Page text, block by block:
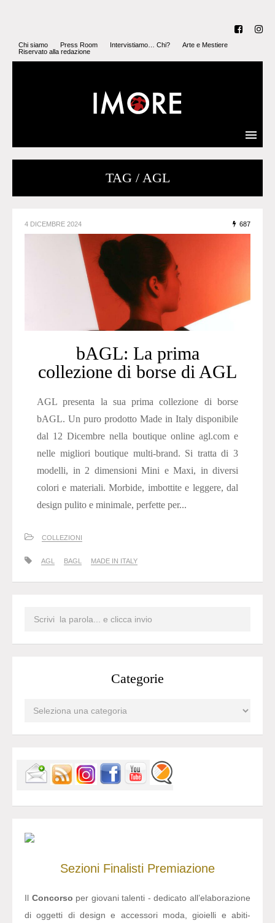
Chi siamo Press Room Intervistiamo… Chi?
Arte e Mestiere
Riservato alla redazione
TAG / AGL
4 DICEMBRE 2024 687
bAGL: La prima
collezione di borse di AGL
AGL presenta la sua prima collezione di borse
bAGL. Un puro prodotto Made in Italy disponibile
dal 12 Dicembre nella boutique online agl.com e
nelle migliori boutique multi-brand. Si tratta di 3
modelli, in 2 dimensioni Mini e Maxi, in diversi
colori e materiali. Morbide, imbottite e leggere, dal
design pulito e minimale, perfette per...
COLLEZIONI
AGL BAGL MADE IN ITALY
Categorie
Sezioni Finalisti Premiazione
Il Concorso per giovani talenti - dedicato all’elaborazione
di oggetti di design e accessori moda, gioielli e abiti-